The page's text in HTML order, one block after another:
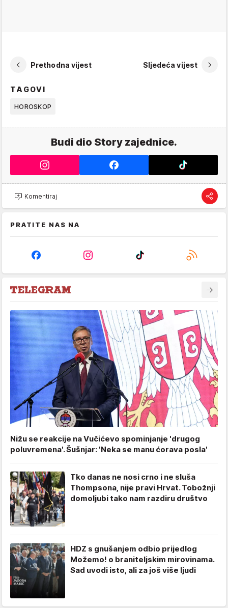
Prethodna vijest Sljedeća vijest
TAGOVI
HOROSKOP
Budi dio Story zajednice.
Komentiraj
PRATITE NAS NA
Nižu se reakcije na Vučićevo spominjanje 'drugog
poluvremena'. Šušnjar: 'Neka se manu ćorava posla'
Tko danas ne nosi crno i ne sluša
Thompsona, nije pravi Hrvat. Tobožnji
domoljubi tako nam razdiru društvo
HDZ s gnušanjem odbio prijedlog
Možemo! o braniteljskim mirovinama.
Sad uvodi isto, ali za još više ljudi